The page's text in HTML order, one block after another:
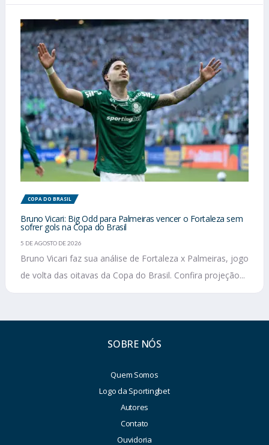
COPA DO BRASIL
Bruno Vicari: Big Odd para Palmeiras vencer o Fortaleza sem
sofrer gols na Copa do Brasil
5 DE AGOSTO DE 2026
Bruno Vicari faz sua análise de Fortaleza x Palmeiras, jogo
de volta das oitavas da Copa do Brasil. Confira projeção...
SOBRE NÓS
Quem Somos
Logo da Sportingbet
Autores
Contato
Ouvidoria